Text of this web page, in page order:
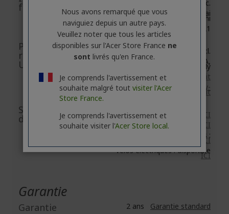
fabricant
Acer Inc.
8F, No. 88, Section 1, Xin Tai
5th Road, Xizhi
New Taipei City 221
Personne
responsable
UE/Importateur UE
Acer Italy S.r.l.
Viale delle Industrie 1/A,
20044 Arese (MI), Italy
https://www.acer.com/it-it
e-mail :
acer-italy-
srl@legalmail.it
Sécurité des
documents/images Accessoires : disponible
ICI
Réseau : disponible
ICI
Trottinettes électriques :
ICI
Vélos électriques : disponible
ICI
Garantie
Garantie 2 ans Garantie standard
Nous avons remarqué que vous
naviguiez depuis un autre pays.
Veuillez noter que tous les articles
disponibles sur l'Acer Store France ne
sont livrés qu'en France.
Je comprends l'avertissement et
souhaite malgré tout visiter l'Acer
Store France.
Je comprends l'avertissement et
souhaite visiter l'Acer Store local.